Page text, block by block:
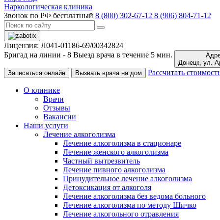
Наркологическая клиника
Звонок по РФ бесплатный 8 (800) 302-67-12 8 (906) 804-71-12
Лицензия: Л041-01186-69/00342824
Бригад на линии - 8 Выезд врача в течение 5 мин.
Донецк,
Записаться онлайн
Вызвать врача на дом Рассчитать
О клинике
Врачи
Отзывы
Вакансии
Наши услуги
Лечение алкоголизма
Лечение алкоголизма в стационаре
Лечение женского алкоголизма
Частный вытрезвитель
Лечение пивного алкоголизма
Принудительное лечение алкоголизма
Детоксикация от алкоголя
Лечение алкоголизма без ведома больного
Лечение алкоголизма по методу Шичко
Лечение алкогольного отравления